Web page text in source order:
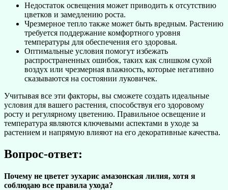
Недостаток освещения может приводить к отсутствию
цветков и замедлению роста.
Чрезмерное тепло также может быть вредным. Растению
требуется поддержание комфортного уровня
температуры для обеспечения его здоровья.
Оптимальные условия помогут избежать
распространенных ошибок, таких как слишком сухой
воздух или чрезмерная влажность, которые негативно
сказываются на состоянии луковичек.
Учитывая все эти факторы, вы сможете создать идеальные
условия для вашего растения, способствуя его здоровому
росту и регулярному цветению. Правильное освещение и
температура являются ключевыми аспектами в уходе за
растением и напрямую влияют на его декоративные качества.
Вопрос-ответ:
Почему не цветет эухарис амазонская лилия, хотя я
соблюдаю все правила ухода?